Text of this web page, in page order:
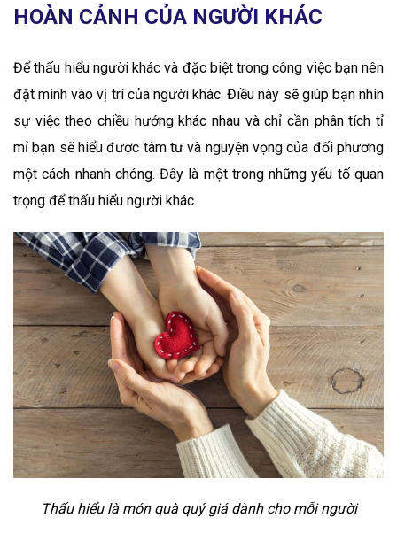
HOÀN CẢNH CỦA NGƯỜI KHÁC
Để thấu hiểu người khác và đặc biệt trong công việc bạn nên
đặt mình vào vị trí của người khác. Điều này sẽ giúp bạn nhìn
sự việc theo chiều hướng khác nhau và chỉ cần phân tích tỉ
mỉ bạn sẽ hiểu được tâm tư và nguyện vọng của đối phương
một cách nhanh chóng. Đây là một trong những yếu tố quan
trọng để thấu hiểu người khác.
Thấu hiểu là món quà quý giá dành cho mỗi người